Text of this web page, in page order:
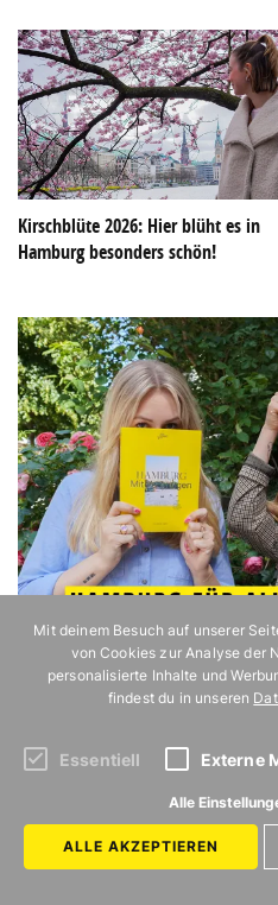
Kirschblüte 2026: Hier blüht es in
Hamburg besonders schön!
Mit deinem Besuch auf unserer
von Cookies zur Analyse der
personalisierte Inhalte und
findest du in unseren
Essentiell Externe
Alle
ALLE AKZEPTIEREN